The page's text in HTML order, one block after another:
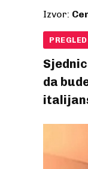
Izvor:
da